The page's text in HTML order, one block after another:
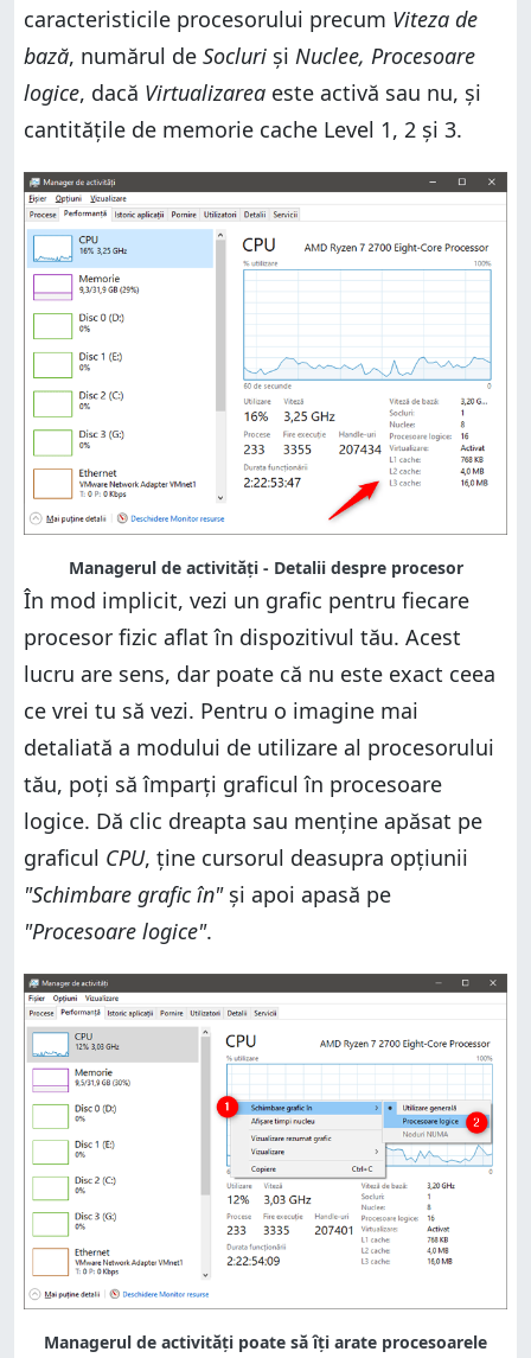
caracteristicile procesorului precum Viteza de
bază, numărul de Socluri și Nuclee, Procesoare
logice, dacă Virtualizarea este activă sau nu, și
cantitățile de memorie cache Level 1, 2 și 3.
Managerul de activități - Detalii despre procesor
În mod implicit, vezi un grafic pentru fiecare
procesor fizic aflat în dispozitivul tău. Acest
lucru are sens, dar poate că nu este exact ceea
ce vrei tu să vezi. Pentru o imagine mai
detaliată a modului de utilizare al procesorului
tău, poți să împarți graficul în procesoare
logice. Dă clic dreapta sau menține apăsat pe
graficul CPU, ține cursorul deasupra opțiunii
"Schimbare grafic în"și apoi apasă pe
"Procesoare logice".
Managerul de activități poate să îți arate procesoarele